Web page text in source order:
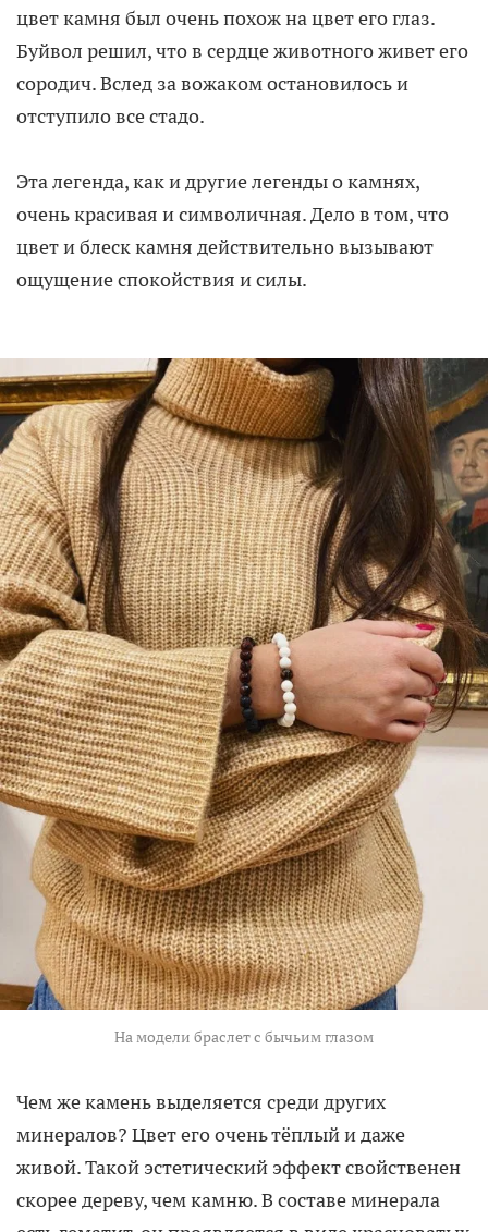
цвет камня был очень похож на цвет его глаз.
Буйвол решил, что в сердце животного живет его
сородич. Вслед за вожаком остановилось и
отступило все стадо.
Эта легенда, как и другие легенды о камнях,
очень красивая и символичная. Дело в том, что
цвет и блеск камня действительно вызывают
ощущение спокойствия и силы.
На модели браслет с бычьим глазом
Чем же камень выделяется среди других
минералов? Цвет его очень тёплый и даже
живой. Такой эстетический эффект свойственен
скорее дереву, чем камню. В составе минерала